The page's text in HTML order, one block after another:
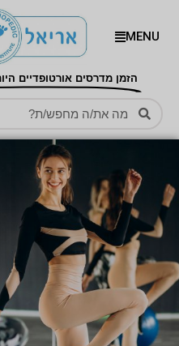
MENU
הזמן מדרסים אורטופדיים